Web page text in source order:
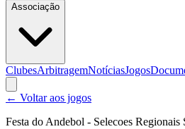
Associação
ClubesArbitragemNotíciasJogos
← Voltar aos jogos
Festa do Andebol - Selecoes